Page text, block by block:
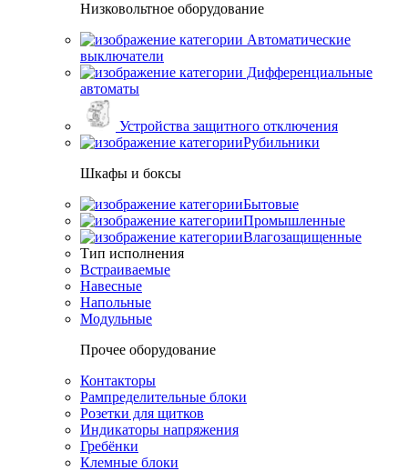
Низковольтное оборудование
Автоматические
выключатели
Дифференциальные
автоматы
Устройства защитного отключения
Рубильники
Шкафы и боксы
Бытовые
Промышленные
Влагозащищенные
Тип исполнения
Встраиваемые
Навесные
Напольные
Модульные
Прочее оборудование
Контакторы
Рампределительные блоки
Розетки для щитков
Индикаторы напряжения
Гребёнки
Клемные блоки